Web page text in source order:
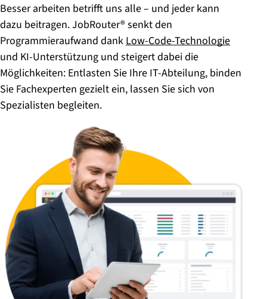
Besser arbeiten betrifft uns alle – und jeder kann
dazu beitragen. JobRouter® senkt den
Programmieraufwand dank Low-Code-Technologie
und KI-Unterstützung und steigert dabei die
Möglichkeiten: Entlasten Sie Ihre IT-Abteilung, binden
Sie Fachexperten gezielt ein, lassen Sie sich von
Spezialisten begleiten.